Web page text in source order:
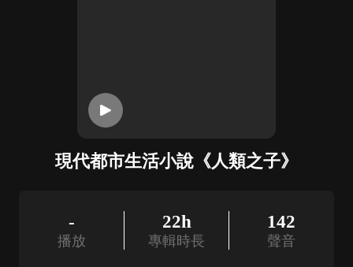
現代都市生活小說《人類之子》
-
播放
22h
專輯時長
142
聲音